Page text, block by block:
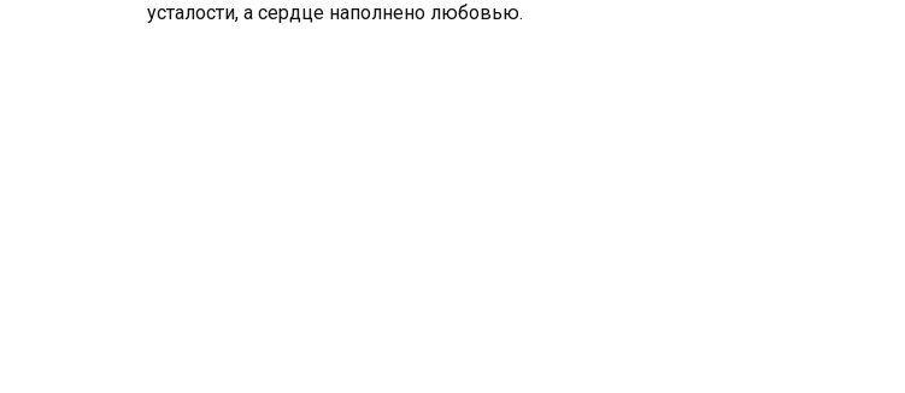
усталости, а сердце наполнено любовью.